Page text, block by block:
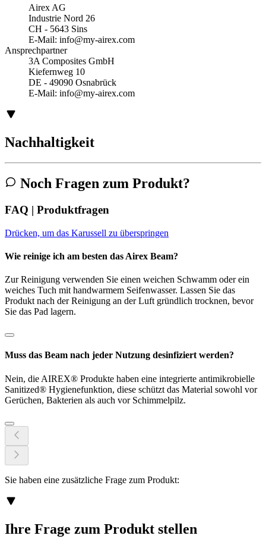
Airex AG
Industrie Nord 26
CH - 5643 Sins
E-Mail: info@my-airex.com
Ansprechpartner
3A Composites GmbH
Kiefernweg 10
DE - 49090 Osnabrück
E-Mail: info@my-airex.com
Nachhaltigkeit
Noch Fragen zum Produkt?
FAQ | Produktfragen
Drücken, um das Karussell zu überspringen
Wie reinige ich am besten das Airex Beam?
Zur Reinigung verwenden Sie einen weichen Schwamm oder ein
weiches Tuch mit handwarmem Seifenwasser. Lassen Sie das
Produkt nach der Reinigung an der Luft gründlich trocknen, bevor
Sie das Pad lagern.
Muss das Beam nach jeder Nutzung desinfiziert werden?
Nein, die AIREX® Produkte haben eine integrierte antimikrobielle
Sanitized® Hygienefunktion, diese schützt das Material sowohl vor
Gerüchen, Bakterien als auch vor Schimmelpilz.
Sie haben eine zusätzliche Frage zum Produkt:
Ihre Frage zum Produkt stellen